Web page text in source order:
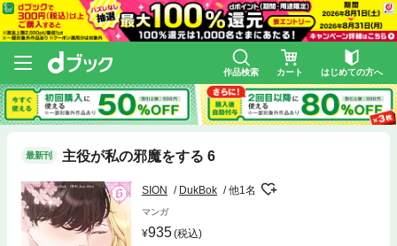
作品検索 カート はじめての方へ
最新刊 主役が私の邪魔をする 6
SION DukBok 他1名
マンガ
935(税込)